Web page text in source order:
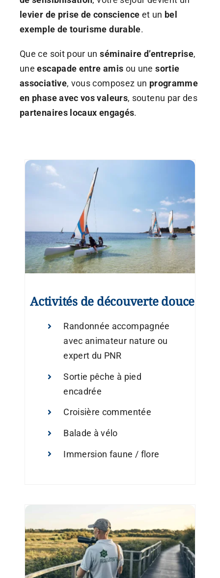
levier de prise de conscience et un bel
exemple de tourisme durable.
Que ce soit pour unséminaire d’entreprise,
uneescapade entre amis ou unesortie
associative, vous composez un programme
en phase avec vos valeurs, soutenu par des
partenaires locaux engagés.
Activités de découverte douce
Randonnée accompagnée
avec animateur nature ou
expert du PNR
Sortie pêche à pied
encadrée
Croisière commentée
Balade à vélo
Immersion faune / flore